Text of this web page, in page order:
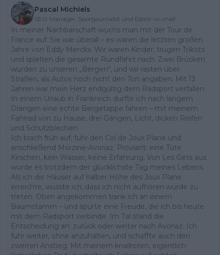
Pascal Michiels
SEO-Manager, Sportjournalist und Editor-in-chief
In meiner Nachbarschaft wuchs man mit der Tour de
France auf. Sie war überall – es waren die letzten großen
Jahre von Eddy Merckx. Wir waren Kinder, trugen Trikots
und spielten die gesamte Rundfahrt nach. Zwei Brücken
wurden zu unseren „Bergen“, und wir rasten über
Straßen, als Autos noch nicht den Ton angaben. Mit 13
Jahren war mein Herz endgültig dem Radsport verfallen.
In einem Urlaub in Frankreich durfte ich nach langem
Drängen eine echte Bergetappe fahren – mit meinem
Fahrrad von zu Hause, drei Gängen, Licht, dicken Reifen
und Schutzblechen.
Ich brach früh auf, fuhr den Col de Joux Plane und
anschließend Morzine-Avoriaz. Proviant: eine Tüte
Kirschen, kein Wasser, keine Erfahrung. Von Les Gets aus
wurde es trotzdem der glücklichste Tag meines Lebens.
Als ich die Häuser auf halber Höhe des Joux Plane
erreichte, wusste ich, dass ich nicht aufhören würde zu
treten. Oben angekommen trank ich an einem
Baumstamm – und spürte eine Freude, die ich bis heute
mit dem Radsport verbinde. Im Tal stand die
Entscheidung an: zurück oder weiter nach Avoriaz. Ich
fuhr weiter, ohne anzuhalten, und schaffte auch den
zweiten Anstieg. Mit meinem knallroten, eigentlich